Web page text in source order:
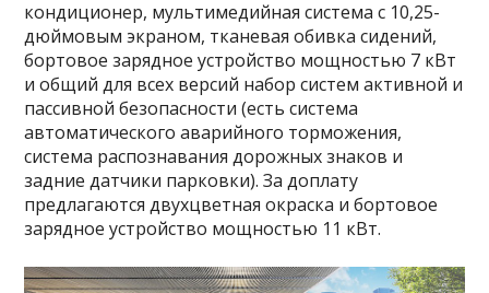
кондиционер, мультимедийная система с 10,25-
дюймовым экраном, тканевая обивка сидений,
бортовое зарядное устройство мощностью 7 кВт
и общий для всех версий набор систем активной и
пассивной безопасности (есть система
автоматического аварийного торможения,
система распознавания дорожных знаков и
задние датчики парковки). За доплату
предлагаются двухцветная окраска и бортовое
зарядное устройство мощностью 11 кВт.